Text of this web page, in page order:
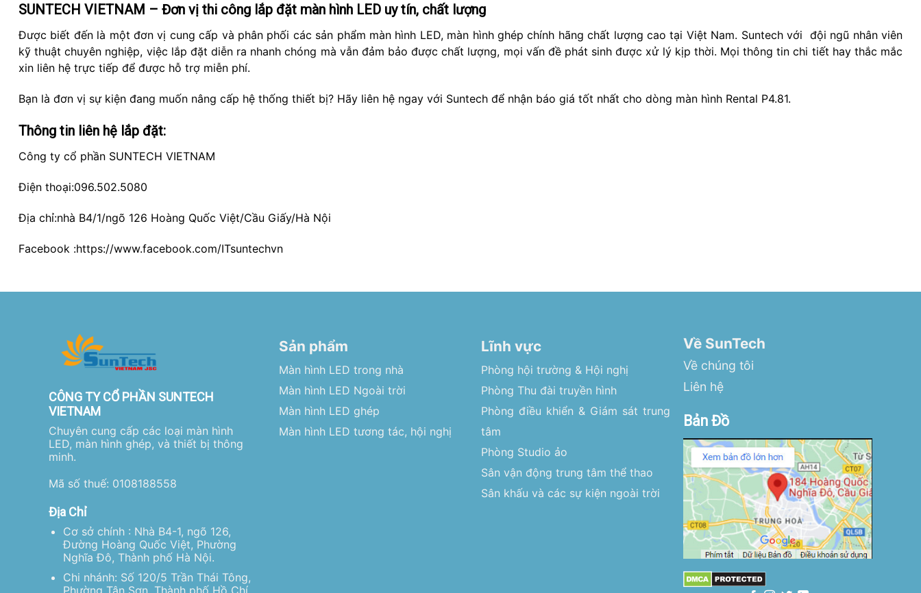
SUNTECH VIETNAM – Đơn vị thi công lắp đặt màn hình LED uy tín, chất lượng
Được biết đến là một đơn vị cung cấp và phân phối các sản phẩm màn hình LED, màn hình ghép chính hãng chất lượng cao tại Việt Nam. Suntech với đội ngũ nhân viên
kỹ thuật chuyên nghiệp, việc lắp đặt diễn ra nhanh chóng mà vẫn đảm bảo được chất lượng, mọi vấn đề phát sinh được xử lý kịp thời. Mọi thông tin chi tiết hay thắc mắc
xin liên hệ trực tiếp để được hỗ trợ miễn phí.
Bạn là đơn vị sự kiện đang muốn nâng cấp hệ thống thiết bị? Hãy liên hệ ngay với Suntech để nhận báo giá tốt nhất cho dòng màn hình Rental P4.81.
Thông tin liên hệ lắp đặt:
Công ty cổ phần SUNTECH VIETNAM
Điện thoại:096.502.5080
Địa chỉ:nhà B4/1/ngõ 126 Hoàng Quốc Việt/Cầu Giấy/Hà Nội
Facebook :https://www.facebook.com/ITsuntechvn
CÔNG TY CỔ PHẦN SUNTECH
VIETNAM
Chuyên cung cấp các loại màn hình
LED, màn hình ghép, và thiết bị thông
minh.
Mã số thuế: 0108188558
Địa Chỉ
Cơ sở chính : Nhà B4-1, ngõ 126,
Đường Hoàng Quốc Việt, Phường
Nghĩa Đô, Thành phố Hà Nội.
Chi nhánh: Số 120/5 Trần Thái Tông,
Phường Tân Sơn, Thành phố Hồ Chí
Sản phẩm
Màn hình LED trong nhà
Màn hình LED Ngoài trời
Màn hình LED ghép
Màn hình LED tương tác, hội nghị
Lĩnh vực
Phòng hội trường & Hội nghị
Phòng Thu đài truyền hình
Phòng điều khiển & Giám sát trung
tâm
Phòng Studio ảo
Sân vận động trung tâm thể thao
Sân khấu và các sự kiện ngoài trời
Về SunTech
Về chúng tôi
Liên hệ
Bản Đồ